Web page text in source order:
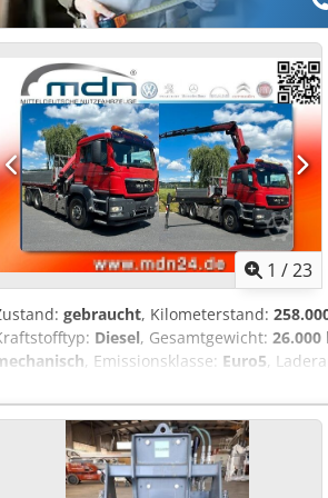
Eigenschaften. Der Verkäufer
Aufgeführte
Inseraten sind unverbindlich! Anlieferung
Montag bis Donnerstag von 9:00-17:00 Uhr
nach Vereinbarung!!!
1 /23
gebraucht, Kilometerstand:
Diesel, Gesamtgewicht: 26.000
, Emissionsklasse: Euro5,
ABS, Allradantrieb,
Standheizung, Int-Nr.: 193 sehr
Seilwinde als WECHSELSSYSTEM --
* ALLRAD * Schaltgetriebe *
Kran * 5xhydr.Ausschub * 5./6.